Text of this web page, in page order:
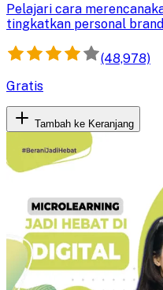
Pelajari cara
tingkatkan personal
(48,978)
Gratis
Tambah ke Keranjang